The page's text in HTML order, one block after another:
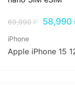
69,990₽ 58,990
iPhone
Apple iPhone 15